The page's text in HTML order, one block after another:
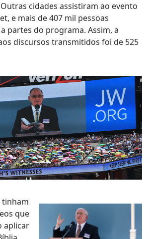
cidades assistiram ao evento
e mais de 407 mil pessoas
partes do programa. Assim, a
discursos transmitidos foi de 525
tinham
que
aplicar